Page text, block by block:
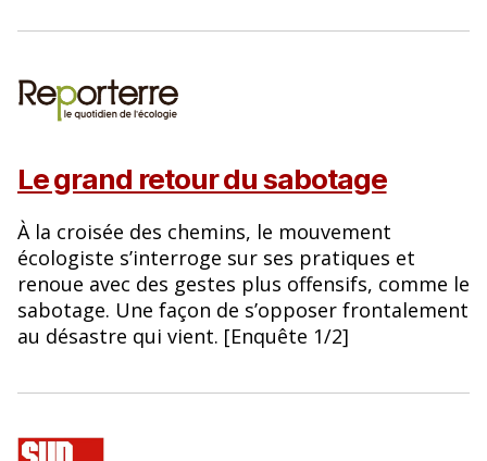
Le grand retour du sabotage
À la croisée des chemins, le mouvement
écologiste s’interroge sur ses pratiques et
renoue avec des gestes plus offensifs, comme le
sabotage. Une façon de s’opposer frontalement
au désastre qui vient. [Enquête 1/2]